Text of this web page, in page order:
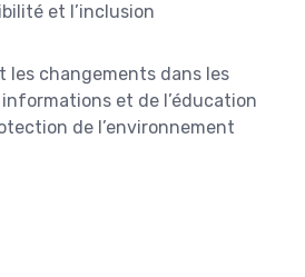
et l’inclusion
les changements dans les
et de l’éducation
de l’environnement